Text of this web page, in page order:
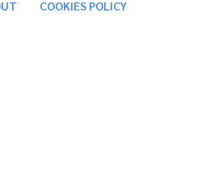
COOKIES POLICY